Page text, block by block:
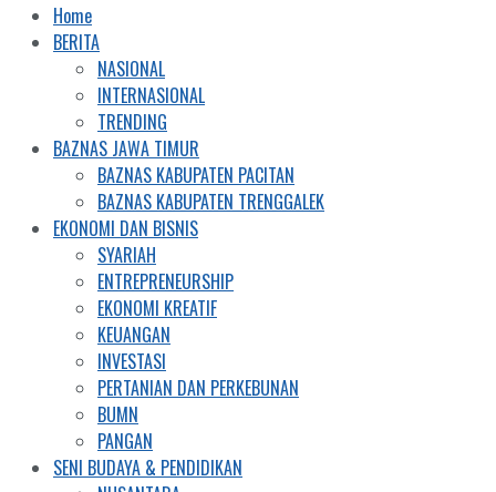
Home
BERITA
NASIONAL
INTERNASIONAL
TRENDING
BAZNAS JAWA TIMUR
BAZNAS KABUPATEN PACITAN
BAZNAS KABUPATEN TRENGGALEK
EKONOMI DAN BISNIS
SYARIAH
ENTREPRENEURSHIP
EKONOMI KREATIF
KEUANGAN
INVESTASI
PERTANIAN DAN PERKEBUNAN
BUMN
PANGAN
SENI BUDAYA & PENDIDIKAN